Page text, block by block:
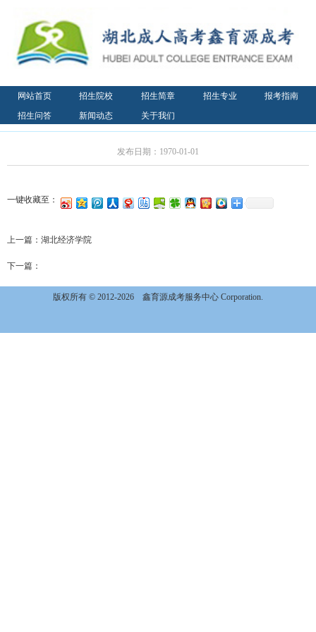
网站首页 招生院校 招生简章 招生专业
报考指南
招生问答
新闻动态 关于我们
发布日期：1970-01-01
一键收藏至：
上一篇： 湖北经济学院
下一篇：
版权所有 © 2012-2026 鑫育源成考服务中心 Corporation.